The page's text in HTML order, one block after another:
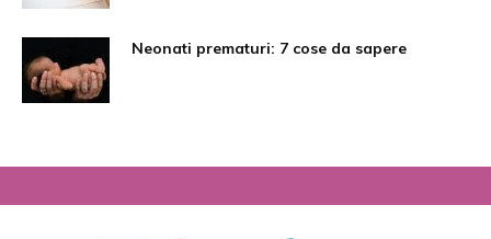
Neonati prematuri: 7 cose da sapere